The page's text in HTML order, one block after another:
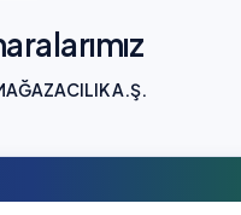
A.Ş.